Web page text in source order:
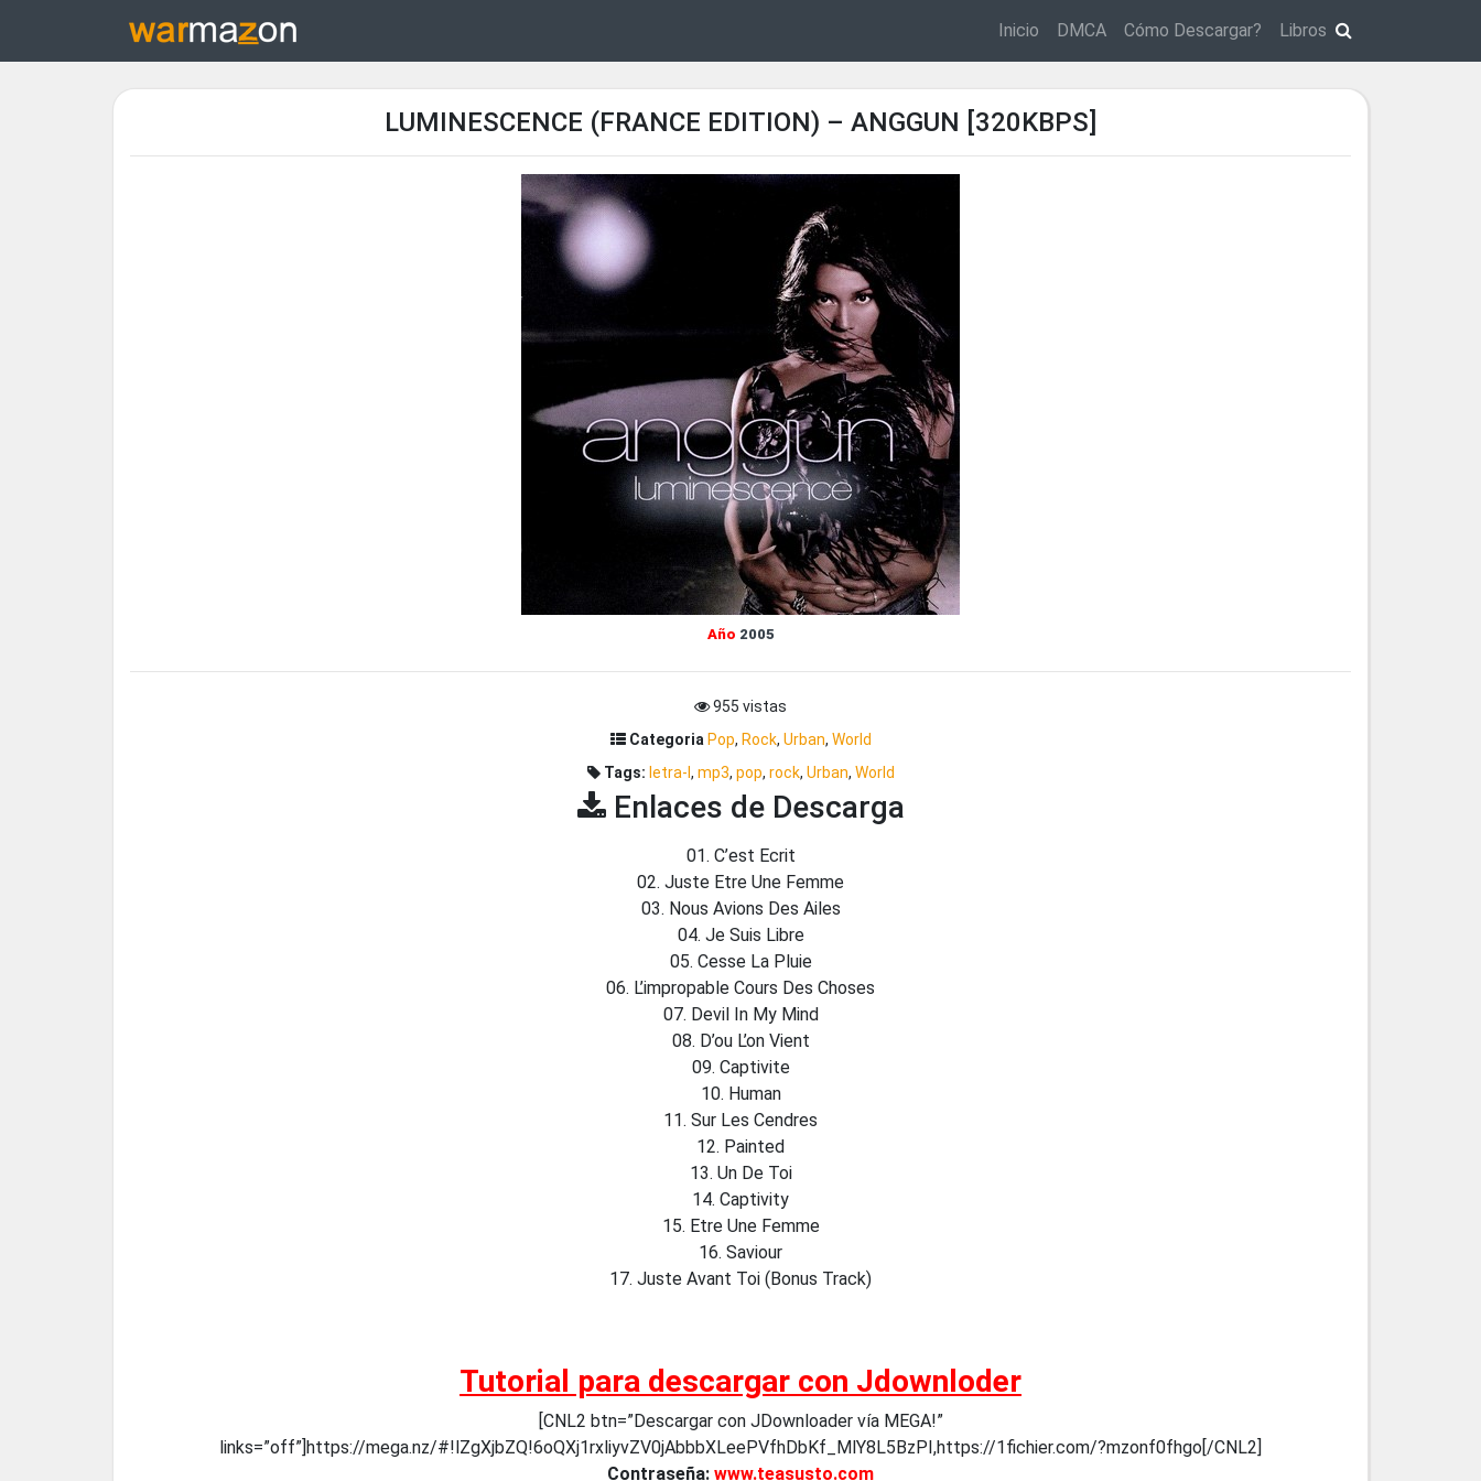
Inicio DMCA Cómo Descargar? Libros
LUMINESCENCE (FRANCE EDITION) – ANGGUN [320KBPS]
Año 2005
955 vistas
Categoria Pop, Rock, Urban, World
Tags: letra-l , mp3, pop, rock, Urban, World
Enlaces de Descarga
01. C’est Ecrit
02. Juste Etre Une Femme
03. Nous Avions Des Ailes
04. Je Suis Libre
05. Cesse La Pluie
06. L’impropable Cours Des Choses
07. Devil In My Mind
08. D’ou L’on Vient
09. Captivite
10. Human
11. Sur Les Cendres
12. Painted
13. Un De Toi
14. Captivity
15. Etre Une Femme
16. Saviour
17. Juste Avant Toi (Bonus Track)
Tutorial para descargar con Jdownloder
[CNL2 btn=”Descargar con JDownloader vía MEGA!”
links=”off”]https://mega.nz/#!lZgXjbZQ!6oQXj1rxliyvZV0jAbbbXLeePVfhDbKf_MlY8L5BzPI,https://1fichier.com/?mzonf0fhgo[/CNL2]
Contraseña: www.teasusto.com